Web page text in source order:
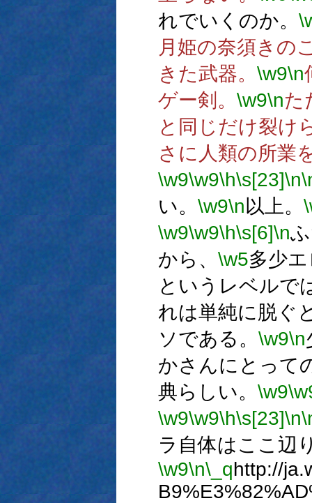
れでいくのか。
月姫の奈須きの
きた武器。 \w9\n
ゲー剣。 \w9\nた
と同じだけ裂け
さに人類の所業
\w9\w9\h\s[23]\n
い。 \w9\n以上。
\w9\w9\h\s[6]\n
から、 \w5多少
というレベルで
れは単純に脱ぐ
ソである。 \w9\n
かさんにとって
典らしい。 \w9
\w9\w9\h\s[23]\n
ラ自体はここ辺
\w9\n\_qhttp://